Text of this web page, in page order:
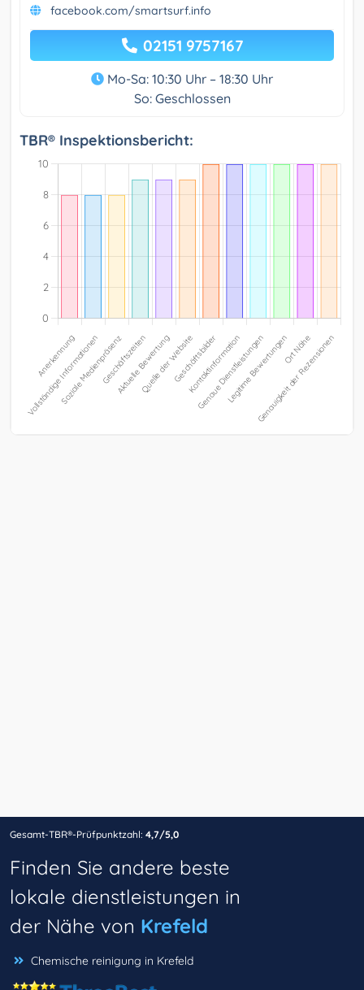
facebook.com/smartsurf.info
02151 9757167
Mo-Sa: 10:30 Uhr – 18:30 Uhr
So: Geschlossen
TBR® Inspektionsbericht:
Gesamt-TBR®-Prüfpunktzahl: 4,7/5,0
Finden Sie andere beste
lokale dienstleistungen in
der Nähe von Krefeld
Chemische reinigung in Krefeld